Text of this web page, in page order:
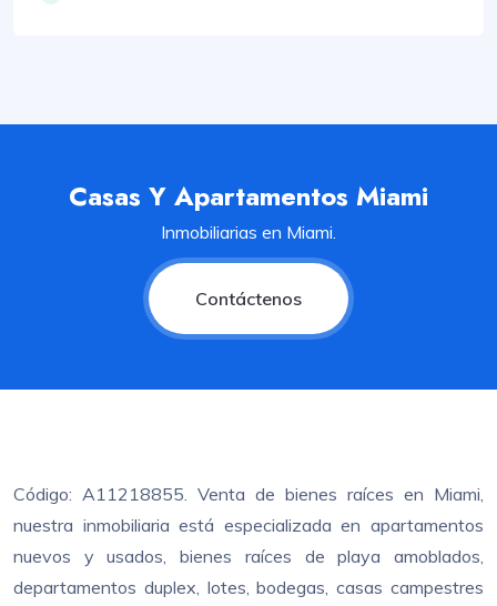
Casas Y Apartamentos Miami
Inmobiliarias en Miami.
Contáctenos
Código: A11218855. Venta de bienes raíces en Miami,
nuestra inmobiliaria está especializada en apartamentos
nuevos y usados, bienes raíces de playa amoblados,
departamentos duplex, lotes, bodegas, casas campestres